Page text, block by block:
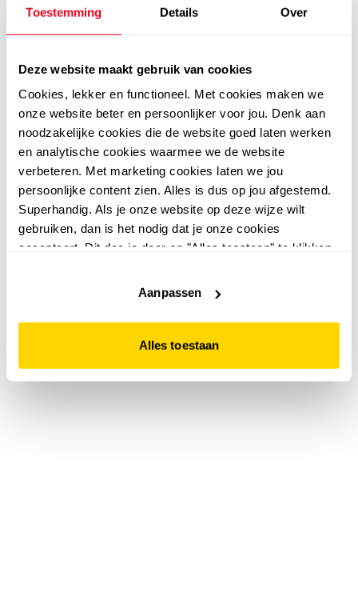
Toestemming Details Over
Deze website maakt gebruik van cookies
Cookies, lekker en functioneel. Met cookies maken we
onze website beter en persoonlijker voor jou. Denk aan
noodzakelijke cookies die de website goed laten werken
en analytische cookies waarmee we de website
verbeteren. Met marketing cookies laten we jou
persoonlijke content zien. Alles is dus op jou afgestemd.
Superhandig. Als je onze website op deze wijze wilt
gebruiken, dan is het nodig dat je onze cookies
accepteert. Dit doe je door op "Alles toestaan" te klikken.
website niet optimaal functioneert.
Aanpassen
Alles toestaan